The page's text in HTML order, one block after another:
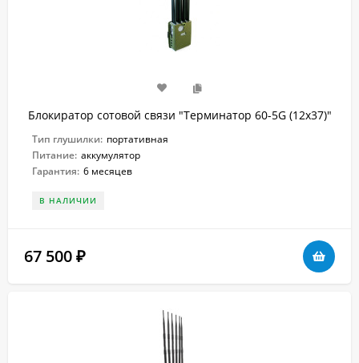
Блокиратор сотовой связи "Терминатор 60-5G (12х37)"
Тип глушилки: портативная
Питание: аккумулятор
Гарантия: 6 месяцев
В НАЛИЧИИ
67 500 ₽